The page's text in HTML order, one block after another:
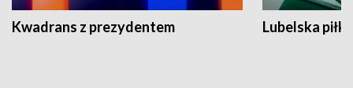
Kwadrans z prezydentem Lubelska piłka